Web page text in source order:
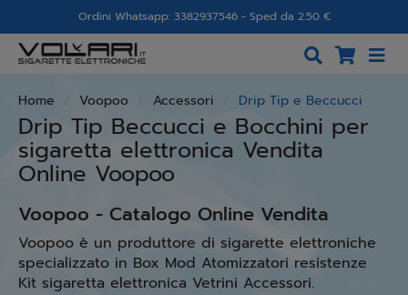
Ordini Whatsapp: 3382937546 - Sped da 2.50 €
Home Voopoo Accessori Drip Tip e Beccucci
Drip Tip Beccucci e Bocchini per
sigaretta elettronica Vendita
Online Voopoo
Voopoo - Catalogo Online Vendita
Voopoo è un produttore di sigarette elettroniche
specializzato in Box Mod Atomizzatori resistenze
Kit sigaretta elettronica Vetrini Accessori.